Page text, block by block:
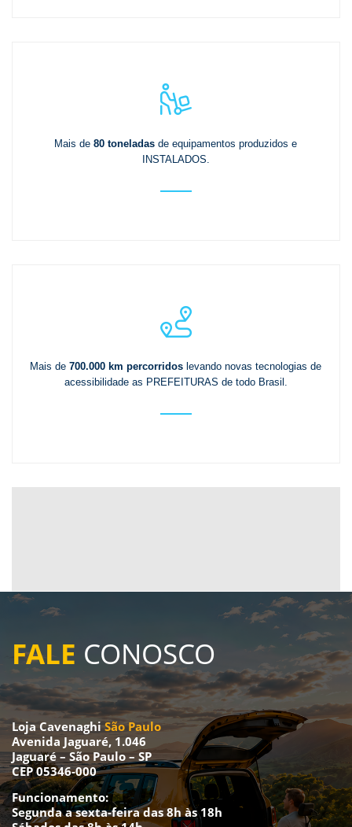
Mais de 80 toneladas de equipamentos produzidos e
INSTALADOS.
Mais de 700.000 km percorridos levando novas tecnologias de
acessibilidade as PREFEITURAS de todo Brasil.
FALE CONOSCO
Loja Cavenaghi São Paulo
Avenida Jaguaré, 1.046
Jaguaré – São Paulo – SP
CEP 05346-000
Funcionamento:
Segunda a sexta-feira das 8h às 18h